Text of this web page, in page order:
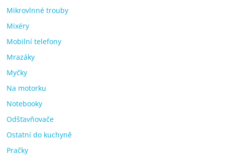
Mikrovlnné trouby
Mixéry
Mobilní telefony
Mrazáky
Myčky
Na motorku
Notebooky
Odšťavňovače
Ostatní do kuchyně
Pračky